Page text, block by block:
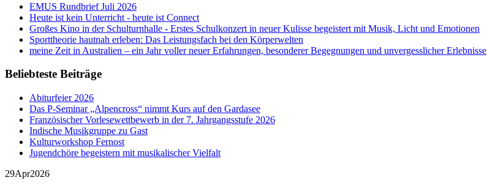
EMUS Rundbrief Juli 2026
Heute ist kein Unterricht - heute ist Connect
Großes Kino in der Schulturnhalle - Erstes Schulkonzert in neuer Kulisse begeistert mit Musik, Licht und Emotionen
Sporttheorie hautnah erleben: Das Leistungsfach bei den Körperwelten
meine Zeit in Australien – ein Jahr voller neuer Erfahrungen, besonderer Begegnungen und unvergesslicher Erlebnisse
Beliebteste Beiträge
Abiturfeier 2026
Das P-Seminar „Alpencross“ nimmt Kurs auf den Gardasee
Französischer Vorlesewettbewerb in der 7. Jahrgangsstufe 2026
Indische Musikgruppe zu Gast
Kulturworkshop Fernost
Jugendchöre begeistern mit musikalischer Vielfalt
29Apr2026